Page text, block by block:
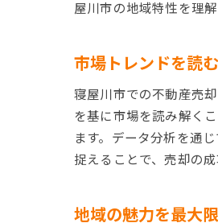
屋川市の地域特性を理
市場トレンドを読
寝屋川市での不動産売
を基に市場を読み解く
ます。データ分析を通
捉えることで、売却の
地域の魅力を最大